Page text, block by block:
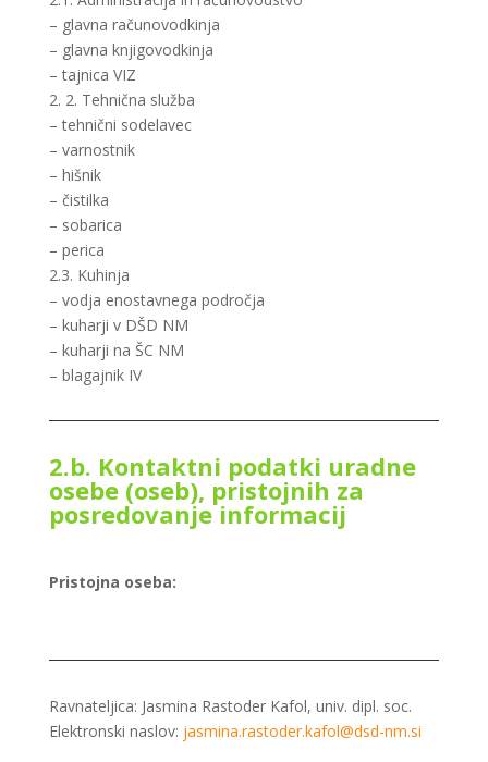
– glavna računovodkinja
– glavna knjigovodkinja
– tajnica VIZ
2. 2. Tehnična služba
– tehnični sodelavec
– varnostnik
– hišnik
– čistilka
– sobarica
– perica
2.3. Kuhinja
– vodja enostavnega področja
– kuharji v DŠD NM
– kuharji na ŠC NM
– blagajnik IV
2.b. Kontaktni podatki uradne
osebe (oseb), pristojnih za
posredovanje informacij
Pristojna oseba:
Ravnateljica: Jasmina Rastoder Kafol, univ. dipl. soc.
Elektronski naslov: jasmina.rastoder.kafol@dsd-nm.si